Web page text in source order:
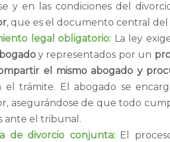
y en las condiciones del
, que es el documento central
legal obligatorio: La ley
y representados por un
el mismo abogado y
el trámite. El abogado se
asegurándose de que todo
ante el tribunal.
de divorcio conjunta:El